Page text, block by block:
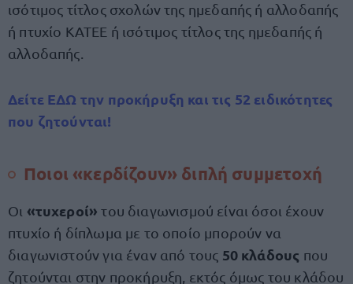
ισότιμος τίτλος σχολών της ημεδαπής ή αλλοδαπής
ή πτυχίο ΚΑΤΕΕ ή ισότιμος τίτλος της ημεδαπής ή
αλλοδαπής.
Δείτε ΕΔΩ την προκήρυξη και τις 52 ειδικότητες
που ζητούνται!
Ποιοι «κερδίζουν» διπλή συμμετοχή
Οι «τυχεροί» του διαγωνισμού είναι όσοι έχουν
πτυχίο ή δίπλωμα με το οποίο μπορούν να
διαγωνιστούν για έναν από τους 50 κλάδους που
ζητούνται στην προκήρυξη, εκτός όμως του κλάδου